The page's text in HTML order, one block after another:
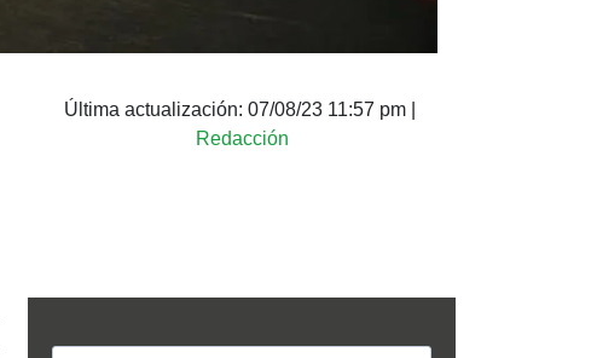
Última actualización: 07/08/23 11:57 pm|
Redacción